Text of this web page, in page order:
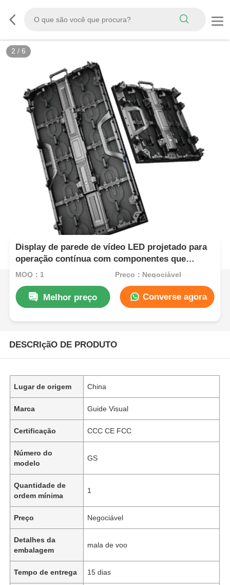
3 / 6
Display de parede de vídeo LED projetado para
operação contínua com componentes que
garantem uma longa vida útil em ambientes
MOQ：1 Preço：Negociável
Melhor preço Converse agora
DESCRIçãO DE PRODUTO
Lugar de origem China
Marca Guide Visual
Certificação CCC CE FCC
Número do
modelo
GS
Quantidade de
ordem mínima
1
Preço Negociável
Detalhes da
embalagem
mala de voo
Tempo de entrega 15 dias